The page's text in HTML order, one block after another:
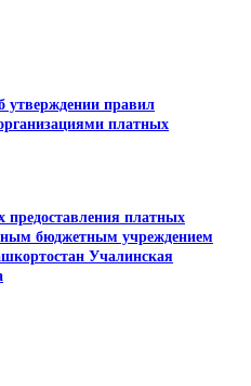
утверждении правил
платных
предоставления платных
бюджетным учреждением
Учалинская